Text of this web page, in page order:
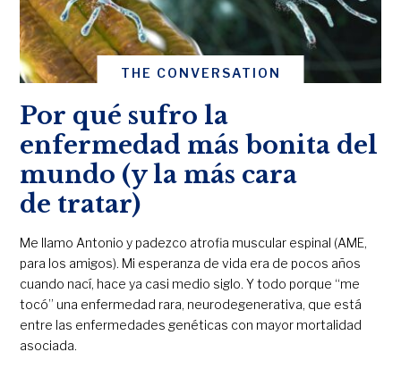
THE CONVERSATION
Por qué sufro la
enfermedad más bonita del
mundo (y la más cara
de tratar)
Me llamo Antonio y padezco atrofia muscular espinal (AME,
para los amigos). Mi esperanza de vida era de pocos años
cuando nací, hace ya casi medio siglo. Y todo porque “me
tocó” una enfermedad rara, neurodegenerativa, que está
entre las enfermedades genéticas con mayor mortalidad
asociada.